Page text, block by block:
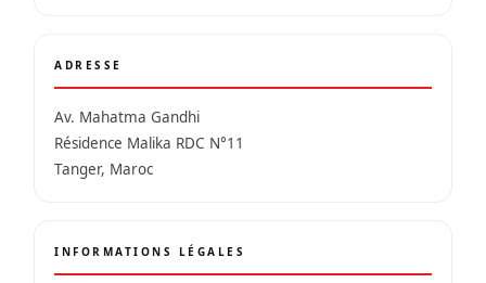
ADRESSE
Av. Mahatma Gandhi
Résidence Malika RDC N°11
Tanger, Maroc
INFORMATIONS LÉGALES